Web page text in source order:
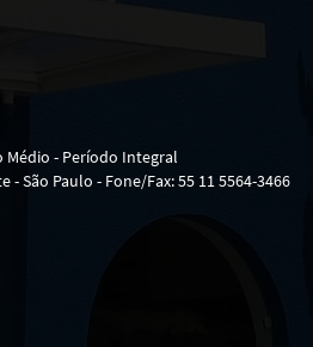
Médio - Período Integral
- São Paulo - Fone/Fax: 55 11 5564-3466